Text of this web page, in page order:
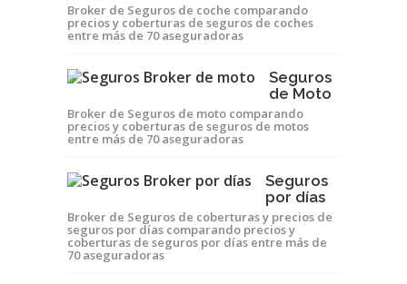
Broker de Seguros de coche comparando
precios y coberturas de seguros de coches
entre más de 70 aseguradoras
Seguros
de Moto
Broker de Seguros de moto comparando
precios y coberturas de seguros de motos
entre más de 70 aseguradoras
Seguros
por días
Broker de Seguros de coberturas y precios de
seguros por días comparando precios y
coberturas de seguros por días entre más de
70 aseguradoras